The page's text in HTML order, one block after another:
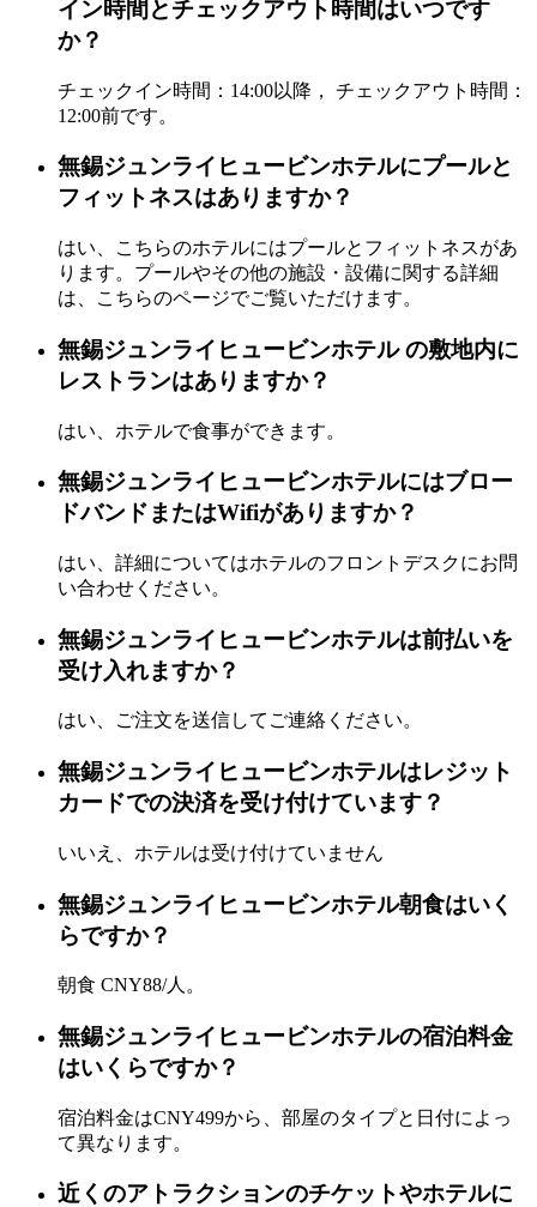
イン時間とチェックアウト時間はいつです
か？
チェックイン時間：14:00以降， チェックアウト時間：
12:00前です。
無錫ジュンライヒュービンホテルにプールと
フィットネスはありますか？
はい、こちらのホテルにはプールとフィットネスがあ
ります。プールやその他の施設・設備に関する詳細
は、こちらのページでご覧いただけます。
無錫ジュンライヒュービンホテル の敷地内に
レストランはありますか？
はい、ホテルで食事ができます。
無錫ジュンライヒュービンホテルにはブロー
ドバンドまたはWifiがありますか？
はい、詳細についてはホテルのフロントデスクにお問
い合わせください。
無錫ジュンライヒュービンホテルは前払いを
受け入れますか？
はい、ご注文を送信してご連絡ください。
無錫ジュンライヒュービンホテルはレジット
カードでの決済を受け付けています？
いいえ、ホテルは受け付けていません
無錫ジュンライヒュービンホテル朝食はいく
らですか？
朝食 CNY88/人。
無錫ジュンライヒュービンホテルの宿泊料金
はいくらですか？
宿泊料金はCNY499から、部屋のタイプと日付によっ
て異なります。
近くのアトラクションのチケットやホテルに